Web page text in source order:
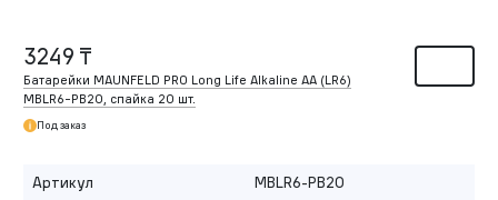
3249 ₸
Батарейки MAUNFELD PRO Long Life Alkaline AA (LR6)
MBLR6-PB20, спайка 20 шт.
Под заказ
Артикул MBLR6-PB20